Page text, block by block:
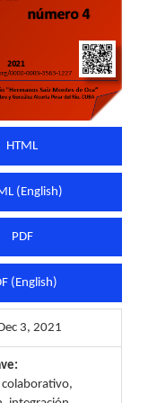
HTML
(English)
PDF
(English)
3, 2021